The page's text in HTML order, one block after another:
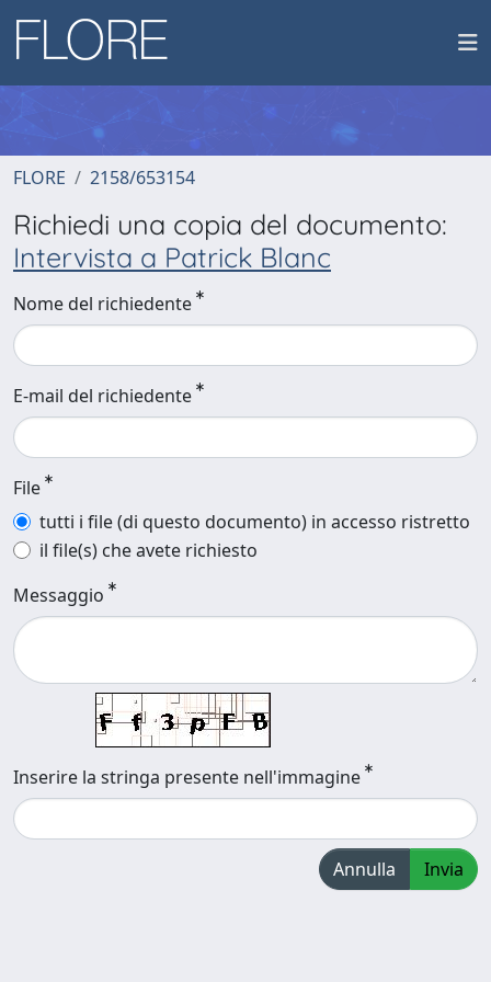
FLORE 2158/653154
Richiedi una copia del documento:
Intervista a Patrick Blanc
Nome del richiedente
E-mail del richiedente
File
tutti i file (di questo documento) in accesso ristretto
il file(s) che avete richiesto
Messaggio
Inserire la stringa presente nell'immagine
Annulla Invia